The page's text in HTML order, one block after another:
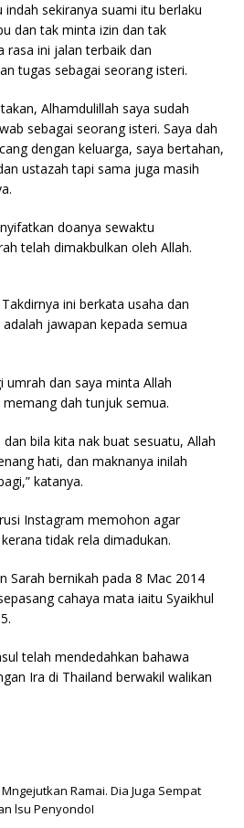
indah sekiranya suami itu berlaku
dan tak minta izin dan tak
rasa ini jalan terbaik dan
tugas sebagai seorang isteri.
Alhamdulillah saya sudah
sebagai seorang isteri. Saya dah
dengan keluarga, saya bertahan,
ustazah tapi sama juga masih
doanya sewaktu
telah dimakbulkan oleh Allah.
ini berkata usaha dan
jawapan kepada semua
umrah dan saya minta Allah
dah tunjuk semua.
bila kita nak buat sesuatu, Allah
hati, dan maknanya inilah
katanya.
Instagram memohon agar
tidak rela dimadukan.
Sarah bernikah pada 8 Mac 2014
cahaya mata iaitu Syaikhul
telah mendedahkan bahawa
Ira di Thailand berwakil walikan
Ramai. Dia Juga Sempat
lsu PenyondoI